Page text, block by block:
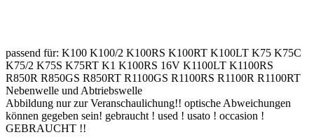
passend für: K100 K100/2 K100RS K100RT K100LT K75 K75C
K75/2 K75S K75RT K1 K100RS 16V K1100LT K1100RS
R850R R850GS R850RT R1100GS R1100RS R1100R R1100RT
Nebenwelle und Abtriebswelle
Abbildung nur zur Veranschaulichung!! optische Abweichungen
können gegeben sein! gebraucht ! used ! usato ! occasion !
GEBRAUCHT !!